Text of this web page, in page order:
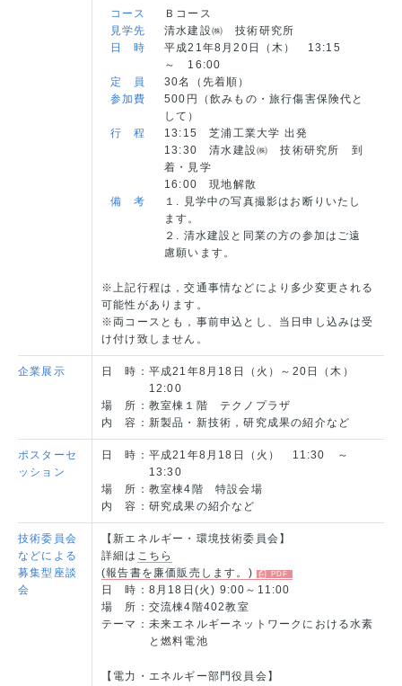
コース
Ｂコース
見学先
清水建設㈱ 技術研究所
日 時
平成21年8月20日（木） 13:15
～ 16:00
定 員
30名（先着順）
参加費
500円（飲みもの・旅行傷害保険代と
して）
行 程
13:15 芝浦工業大学 出発
13:30 清水建設㈱ 技術研究所 到
着・見学
16:00 現地解散
備 考
１. 見学中の写真撮影はお断りいたし
ます。
２. 清水建設と同業の方の参加はご遠
慮願います。
※上記行程は，交通事情などにより多少変更される
可能性があります。
※両コースとも，事前申込とし、当日申し込みは受
け付け致しません。
企業展示 日 時： 平成21年8月18日（火）～20日（木）
12:00
場 所： 教室棟１階 テクノプラザ
内 容： 新製品・新技術，研究成果の紹介など
ポスターセ
ッション
日 時： 平成21年8月18日（火） 11:30 ～
13:30
場 所： 教室棟4階 特設会場
内 容： 研究成果の紹介など
技術委員会
などによる
募集型座談
会
【新エネルギー・環境技術委員会】
詳細は こちら
(報告書を廉価販売します。)
日 時： 8月18日(火) 9:00～11:00
場 所： 交流棟4階402教室
テーマ： 未来エネルギーネットワークにおける水素
と燃料電池
【電力・エネルギー部門役員会】